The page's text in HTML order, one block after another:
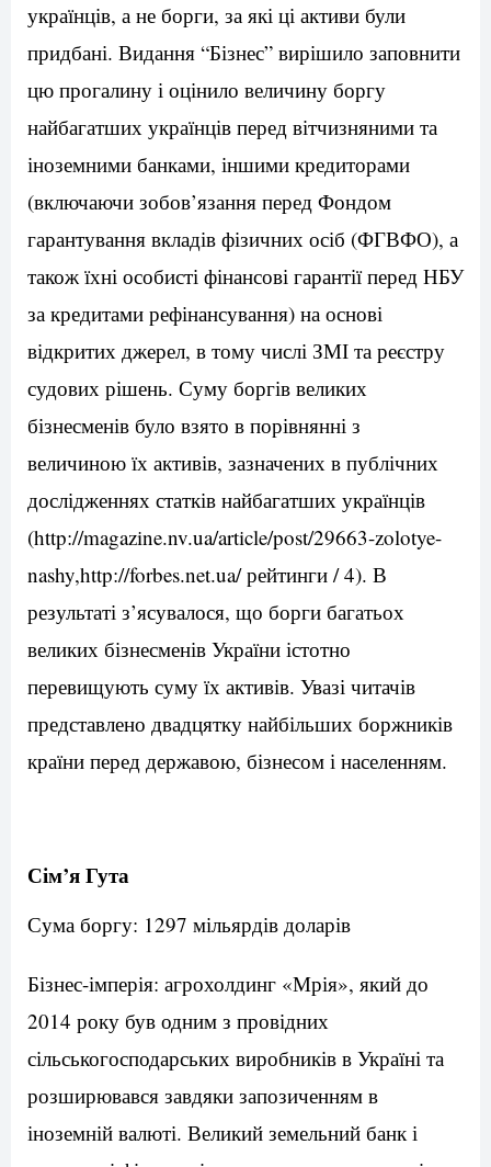
українців, а не борги, за які ці активи були
придбані. Видання “Бізнес” вирішило заповнити
цю прогалину і оцінило величину боргу
найбагатших українців перед вітчизняними та
іноземними банками, іншими кредиторами
(включаючи зобов’язання перед Фондом
гарантування вкладів фізичних осіб (ФГВФО), а
також їхні особисті фінансові гарантії перед НБУ
за кредитами рефінансування) на основі
відкритих джерел, в тому числі ЗМІ та реєстру
судових рішень. Суму боргів великих
бізнесменів було взято в порівнянні з
величиною їх активів, зазначених в публічних
дослідженнях статків найбагатших українців
(http://magazine.nv.ua/article/post/29663-zolotye-
nashy,http://forbes.net.ua/ рейтинги / 4). В
результаті з’ясувалося, що борги багатьох
великих бізнесменів України істотно
перевищують суму їх активів. Увазі читачів
представлено двадцятку найбільших боржників
країни перед державою, бізнесом і населенням.
Сім’я Гута
Сума боргу: 1297 мільярдів доларів
Бізнес-імперія: агрохолдинг «Мрія», який до
2014 року був одним з провідних
сільськогосподарських виробників в Україні та
розширювався завдяки запозиченням в
іноземній валюті. Великий земельний банк і